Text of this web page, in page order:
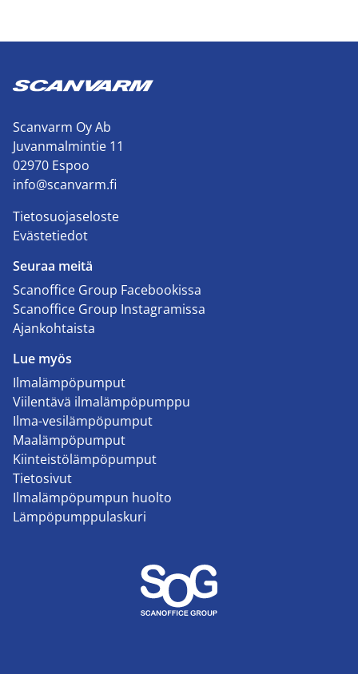
Scanvarm Oy Ab
Juvanmalmintie 11
02970 Espoo
info@scanvarm.fi
Tietosuojaseloste
Evästetiedot
Seuraa meitä
Scanoffice Group Facebookissa
Scanoffice Group Instagramissa
Ajankohtaista
Lue myös
Ilmalämpöpumput
Viilentävä ilmalämpöpumppu
Ilma-vesilämpöpumput
Maalämpöpumput
Kiinteistölämpöpumput
Tietosivut
Ilmalämpöpumpun huolto
Lämpöpumppulaskuri